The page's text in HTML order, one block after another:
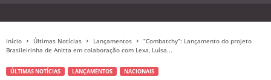
Início Últimas Notícias Lançamentos
“Combatchy”: Lançamento do projeto
Brasileirinha de Anitta em colaboração com Lexa, Luísa...
ÚLTIMAS NOTÍCIAS LANÇAMENTOS NACIONAIS